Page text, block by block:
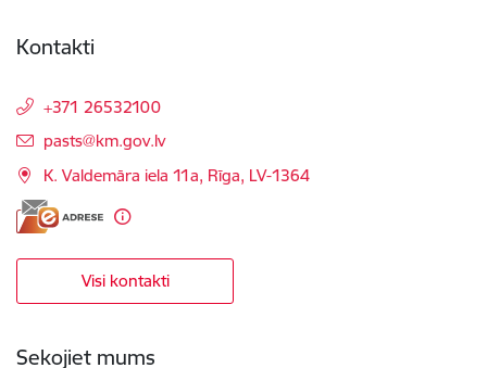
Kontakti
+371 26532100
E-pasts:
pasts@km.gov.lv
K. Valdemāra iela 11a, Rīga, LV-1364
Visi kontakti
Sekojiet mums